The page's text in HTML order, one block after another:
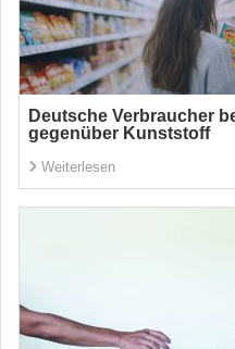
Deutsche Verbraucher
gegenüber Kunststoff
Weiterlesen